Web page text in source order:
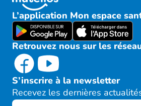
L’application Mon espace
Retrouvez nous sur les
S’inscrire à la newsletter
Recevez les dernières